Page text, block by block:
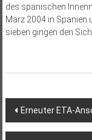
des spanischen
März 2004 in Spanien
sieben gingen den
Erneuter ETA-